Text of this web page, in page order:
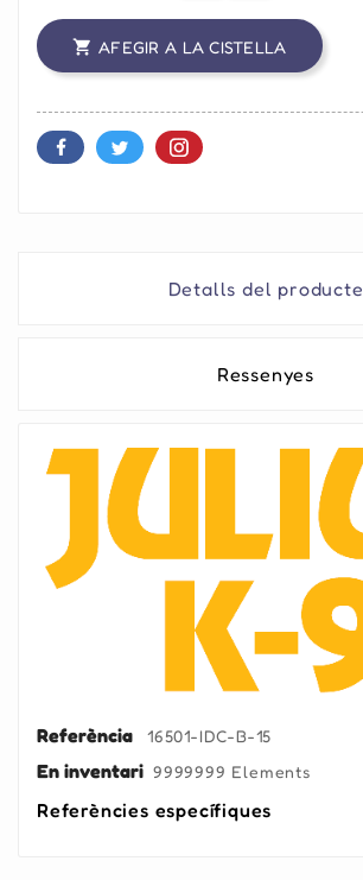
 AFEGIR A LA CISTELLA
Detalls del producte
Ressenyes
Referència 16501-IDC-B-15
En inventari 9999999 Elements
Referències específiques